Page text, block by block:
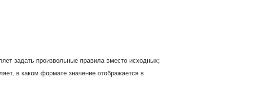
задать произвольные правила вместо исходных;
в каком формате значение отображается в